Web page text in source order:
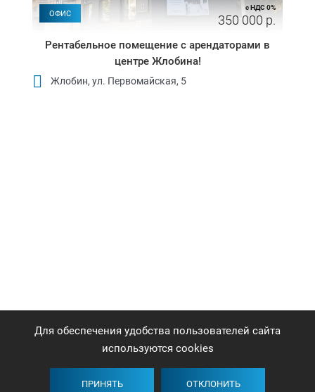
ОФИС
с НДС 0%
350 000 р.
Рентабельное помещение с арендаторами в
центре Жлобина!
Жлобин, ул. Первомайская, 5
Для обеспечения удобства пользователей сайта
используются cookies
ПРИНЯТЬ ОТКЛОНИТЬ